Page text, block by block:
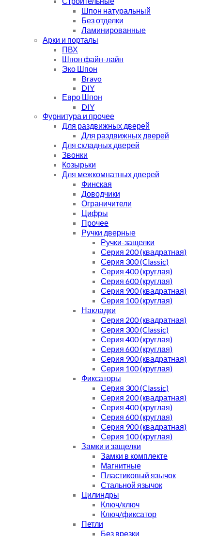
Шпон натуральный
Без отделки
Ламинированные
Арки и порталы
ПВХ
Шпон файн-лайн
Эко Шпон
Bravo
DIY
Евро Шпон
DIY
Фурнитура и прочее
Для раздвижных дверей
Для раздвижных дверей
Для складных дверей
Звонки
Козырьки
Для межкомнатных дверей
Финская
Доводчики
Ограничители
Цифры
Прочее
Ручки дверные
Ручки-защелки
Серия 200 (квадратная)
Серия 300 (Classic)
Серия 400 (круглая)
Серия 600 (круглая)
Серия 900 (квадратная)
Серия 100 (круглая)
Накладки
Серия 200 (квадратная)
Серия 300 (Classic)
Серия 400 (круглая)
Серия 600 (круглая)
Серия 900 (квадратная)
Серия 100 (круглая)
Фиксаторы
Серия 300 (Classic)
Серия 200 (квадратная)
Серия 400 (круглая)
Серия 600 (круглая)
Серия 900 (квадратная)
Серия 100 (круглая)
Замки и защелки
Замки в комплекте
Магнитные
Пластиковый язычок
Стальной язычок
Цилиндры
Ключ/ключ
Ключ/фиксатор
Петли
Без врезки